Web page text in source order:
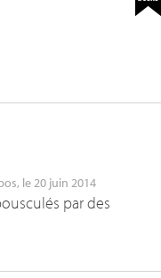
, le 20 juin 2014
par des